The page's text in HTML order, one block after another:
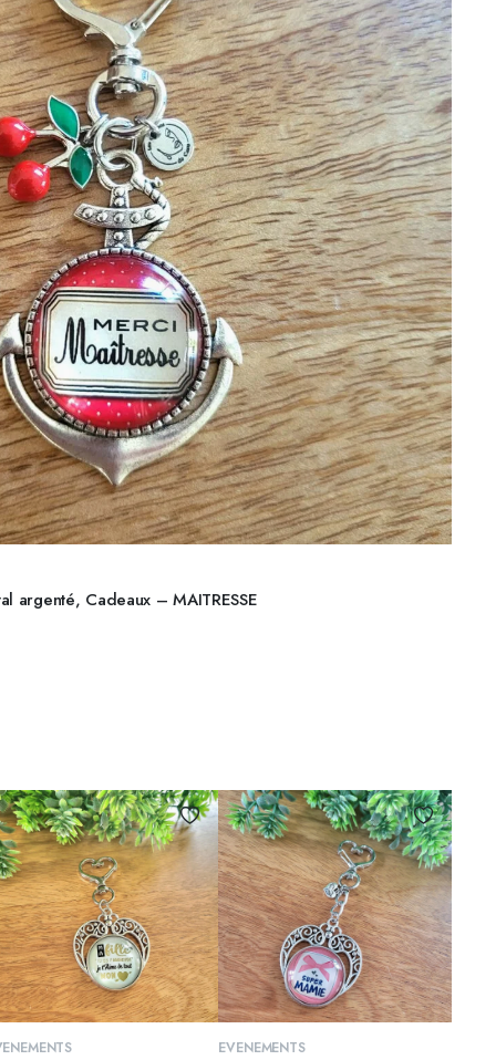
argenté, Cadeaux – MAITRESSE
AJOUTER AU PANIER AJOUTER AU PANIER
EVENEMENTS